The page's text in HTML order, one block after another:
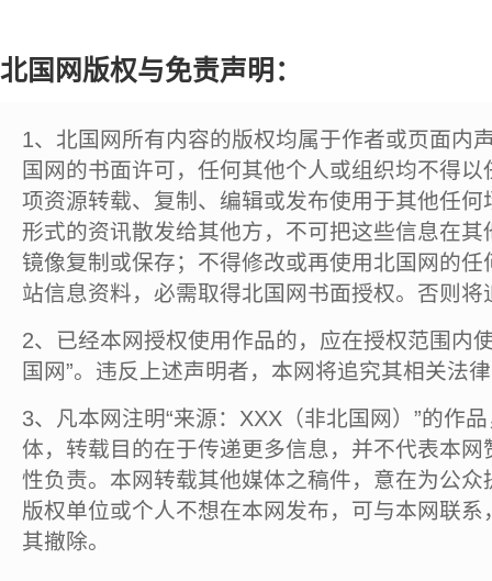
北国网版权与免责声明：
1、北国网所有内容的版权均属于作者或页面内
国网的书面许可，任何其他个人或组织均不得
项资源转载、复制、编辑或发布使用于其他任
形式的资讯散发给其他方，不可把这些信息在
镜像复制或保存；不得修改或再使用北国网的
站信息资料，必需取得北国网书面授权。否则将
2、已经本网授权使用作品的，应在授权范围内
国网”。违反上述声明者，本网将追究其相关法
3、凡本网注明“来源：XXX（非北国网）”的作
体，转载目的在于传递更多信息，并不代表本
性负责。本网转载其他媒体之稿件，意在为公
版权单位或个人不想在本网发布，可与本网联
其撤除。